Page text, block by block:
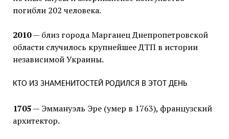
погибли 202 человека.
2010— близ города Марганец Днепропетровской
области случилось крупнейшее ДТП в истории
независимой Украины.
КТО ИЗ ЗНАМЕНИТОСТЕЙ РОДИЛСЯ В ЭТОТ ДЕНЬ
1705— Эммануэль Эре (умер в 1763), французский
архитектор.